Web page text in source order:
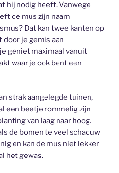
hij nodig heeft. Vanwege
de mus zijn naam
Dat kan twee kanten op
door je gemis aan
geniet maximaal vanuit
waar je ook bent een
strak aangelegde tuinen,
een beetje rommelig zijn
van laag naar hoog.
de bomen te veel schaduw
en kan de mus niet lekker
het gewas.